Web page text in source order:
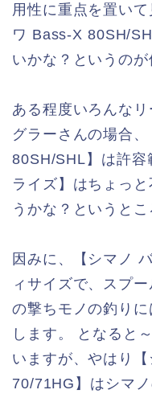
用性に重点を置い
ワ Bass-X 80SH/
いかな？というのが
ある程度いろんな
グラーさんの場合
80SH/SHL】は許容
ライズ】はちょっ
うかな？というと
因みに、【シマノ
ィサイズで、スプ
の撃ちモノの釣り
します。 となると
いますが、やはり
70/71HG】はシマ